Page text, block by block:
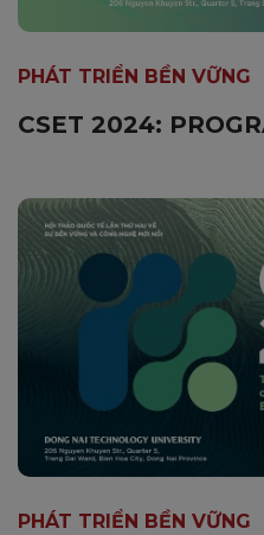
PHÁT TRIỂN BỀN VỮNG
CSET 2024:
PHÁT TRIỂN BỀN VỮNG